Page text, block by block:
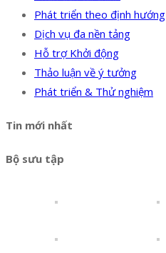
Phát triển theo định hướng
Dịch vụ đa nền tảng
Hỗ trợ Khởi động
Thảo luận về ý tưởng
Phát triển & Thử nghiệm
Tin mới nhất
Bộ sưu tập